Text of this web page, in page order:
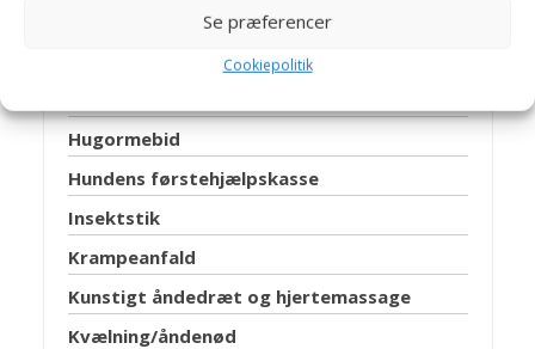
Se præferencer
Cookiepolitik
Fremmedlegeme i mund/svælg
Gode råd for at undgå ulykker
Hugormebid
Hundens førstehjælpskasse
Insektstik
Krampeanfald
Kunstigt åndedræt og hjertemassage
Kvælning/åndenød